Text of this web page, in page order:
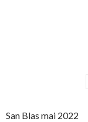
San Blas mai 2022